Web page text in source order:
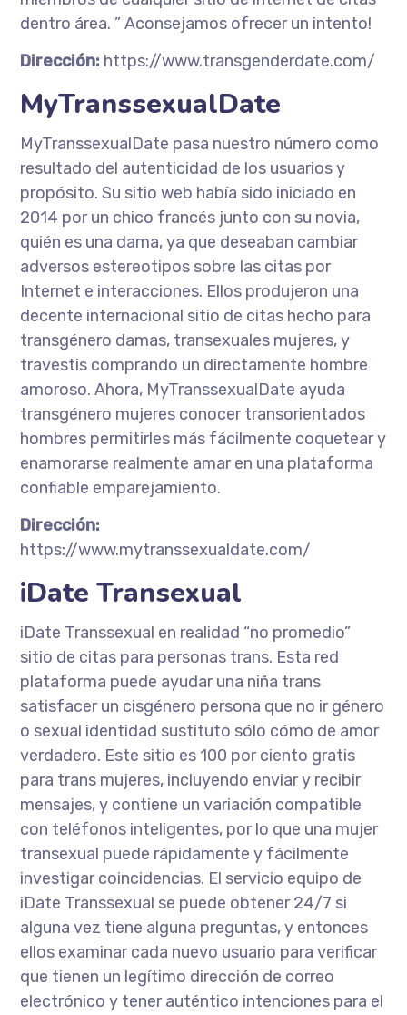
dentro área. ” Aconsejamos ofrecer un intento!
Dirección: https://www.transgenderdate.com/
MyTranssexualDate
MyTranssexualDate pasa nuestro número como
resultado del autenticidad de los usuarios y
propósito. Su sitio web había sido iniciado en
2014 por un chico francés junto con su novia,
quién es una dama, ya que deseaban cambiar
adversos estereotipos sobre las citas por
Internet e interacciones. Ellos produjeron una
decente internacional sitio de citas hecho para
transgénero damas, transexuales mujeres, y
travestis comprando un directamente hombre
amoroso. Ahora, MyTranssexualDate ayuda
transgénero mujeres conocer transorientados
hombres permitirles más fácilmente coquetear y
enamorarse realmente amar en una plataforma
confiable emparejamiento.
Dirección:
https://www.mytranssexualdate.com/
iDate Transexual
iDate Transsexual en realidad “no promedio”
sitio de citas para personas trans. Esta red
plataforma puede ayudar una niña trans
satisfacer un cisgénero persona que no ir género
o sexual identidad sustituto sólo cómo de amor
verdadero. Este sitio es 100 por ciento gratis
para trans mujeres, incluyendo enviar y recibir
mensajes, y contiene un variación compatible
con teléfonos inteligentes, por lo que una mujer
transexual puede rápidamente y fácilmente
investigar coincidencias. El servicio equipo de
iDate Transsexual se puede obtener 24/7 si
alguna vez tiene alguna preguntas, y entonces
ellos examinar cada nuevo usuario para verificar
que tienen un legítimo dirección de correo
electrónico y tener auténtico intenciones para el